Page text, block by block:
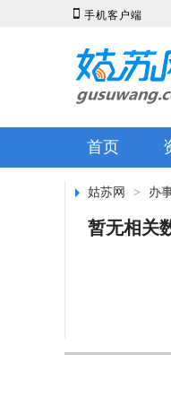
 手机客户端
首页
姑苏网 > 办
暂无相关